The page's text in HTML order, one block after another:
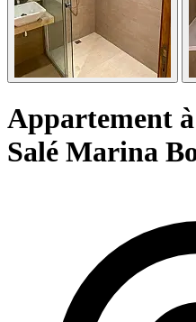
Appartement
Salé Marina